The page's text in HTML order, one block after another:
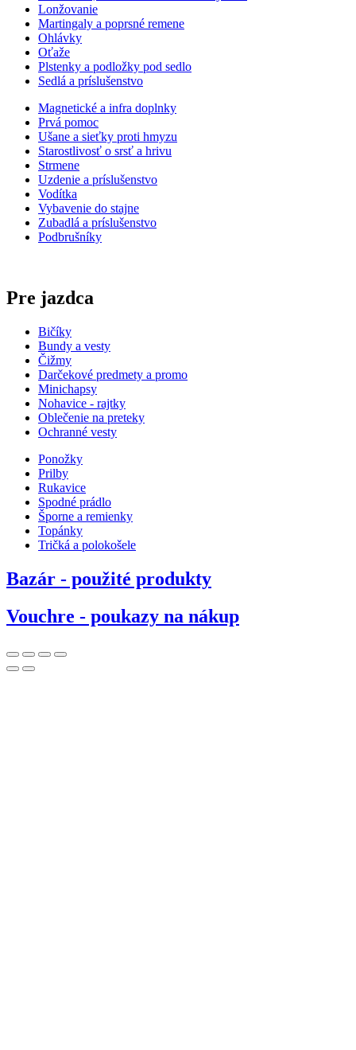
Lonžovanie
Martingaly a poprsné remene
Ohlávky
Oťaže
Plstenky a podložky pod sedlo
Sedlá a príslušenstvo
Magnetické a infra doplnky
Prvá pomoc
Ušane a sieťky proti hmyzu
Starostlivosť o srsť a hrivu
Strmene
Uzdenie a príslušenstvo
Vodítka
Vybavenie do stajne
Zubadlá a príslušenstvo
Podbrušníky
Pre jazdca
Bičíky
Bundy a vesty
Čižmy
Darčekové predmety a promo
Minichapsy
Nohavice - rajtky
Oblečenie na preteky
Ochranné vesty
Ponožky
Prilby
Rukavice
Spodné prádlo
Šporne a remienky
Topánky
Tričká a polokošele
Bazár - použité produkty
Vouchre - poukazy na nákup